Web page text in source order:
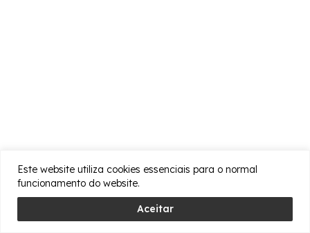
Este website utiliza cookies essenciais para o normal
funcionamento do website.
Aceitar